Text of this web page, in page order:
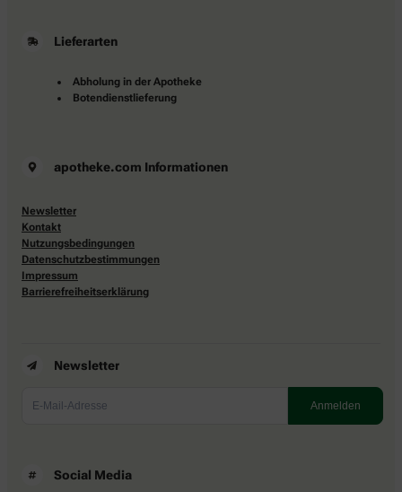
Lieferarten
Abholung in der Apotheke
Botendienstlieferung
apotheke.com Informationen
Newsletter
Kontakt
Nutzungsbedingungen
Datenschutzbestimmungen
Impressum
Barrierefreiheitserklärung
Newsletter
Social Media